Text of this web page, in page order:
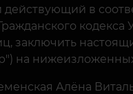
в
заключить
на
Алёна